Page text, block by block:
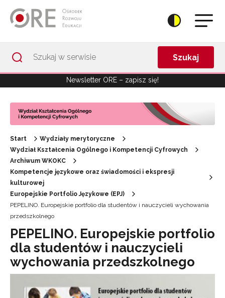
Szukaj
Newsletter ORE – zapisz się!
Start
Wydziały merytoryczne
Wydział Kształcenia Ogólnego i Kompetencji Cyfrowych
Archiwum WKOKC
Kompetencje językowe oraz świadomości i ekspresji
kulturowej
Europejskie Portfolio Językowe (EPJ)
PEPELINO. Europejskie portfolio dla studentów i nauczycieli wychowania
przedszkolnego
PEPELINO. Europejskie portfolio
dla studentów i nauczycieli
wychowania przedszkolnego